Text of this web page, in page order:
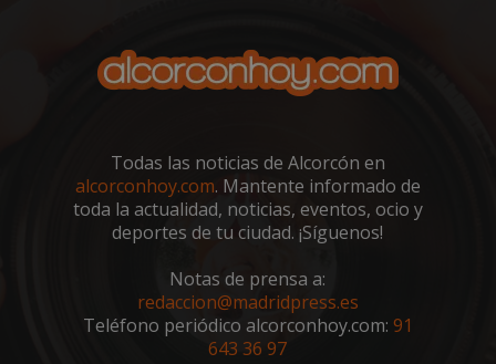
Todas las noticias de Alcorcón en
alcorconhoy.com. Mantente informado de
toda la actualidad, noticias, eventos, ocio y
deportes de tu ciudad. ¡Síguenos!
Notas de prensa a:
redaccion@madridpress.es
Teléfono periódico alcorconhoy.com: 91
643 36 97
embed.bsky.app